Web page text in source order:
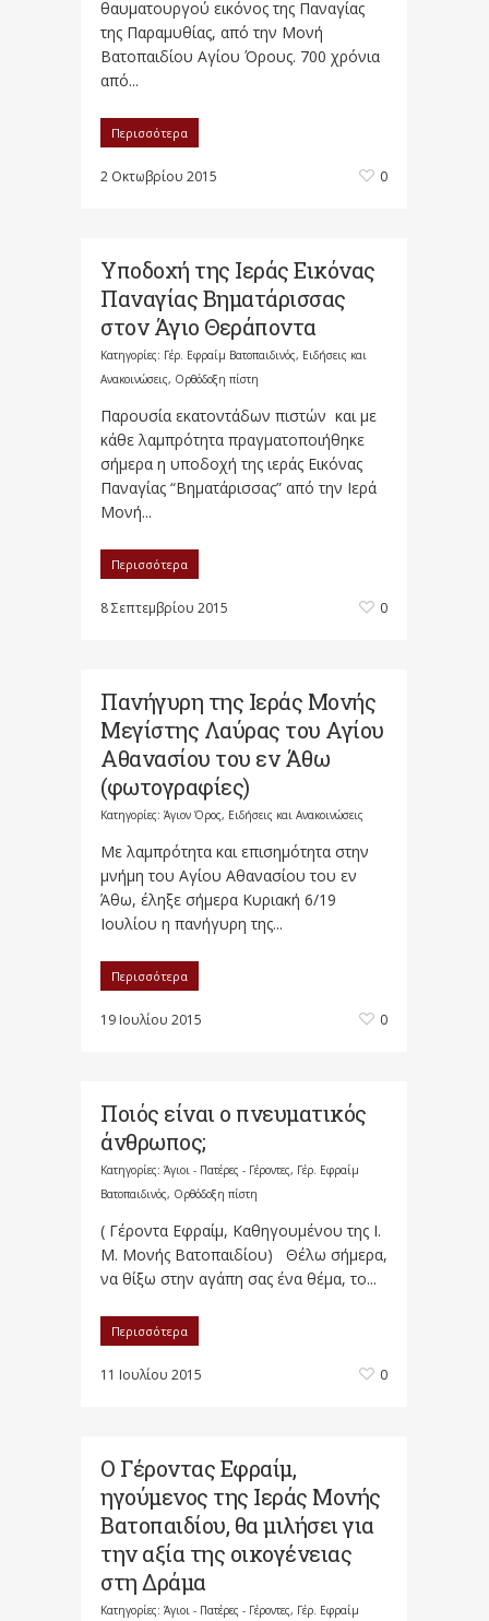
θαυματουργού εικόνος της Παναγίας
της Παραμυθίας, από την Μονή
Βατοπαιδίου Αγίου Όρους. 700 χρόνια
από...
Περισσότερα
2 Οκτωβρίου 2015 0
Υποδοχή της Ιεράς Εικόνας
Παναγίας Βηματάρισσας
στον Άγιο Θεράποντα
Κατηγορίες: Γέρ. Εφραίμ Βατοπαιδινός, Ειδήσεις και
Ανακοινώσεις, Ορθόδοξη πίστη
Παρουσία εκατοντάδων πιστών και με
κάθε λαμπρότητα πραγματοποιήθηκε
σήμερα η υποδοχή της ιεράς Εικόνας
Παναγίας “Βηματάρισσας” από την Ιερά
Μονή...
Περισσότερα
8 Σεπτεμβρίου 2015 0
Πανήγυρη της Ιεράς Μονής
Μεγίστης Λαύρας του Αγίου
Αθανασίου του εν Άθω
(φωτογραφίες)
Κατηγορίες: Άγιον Όρος, Ειδήσεις και Ανακοινώσεις
Με λαμπρότητα και επισημότητα στην
μνήμη του Αγίου Αθανασίου του εν
Άθω, έληξε σήμερα Κυριακή 6/19
Ιουλίου η πανήγυρη της...
Περισσότερα
19 Ιουλίου 2015 0
Ποιός είναι ο πνευματικός
άνθρωπος;
Κατηγορίες: Άγιοι - Πατέρες - Γέροντες, Γέρ. Εφραίμ
Βατοπαιδινός, Ορθόδοξη πίστη
( Γέροντα Εφραίμ, Καθηγουμένου της I.
Μ. Μονής Βατοπαιδίου) Θέλω σήμερα,
να θίξω στην αγάπη σας ένα θέμα, το...
Περισσότερα
11 Ιουλίου 2015 0
Ο Γέροντας Εφραίμ,
ηγούμενος της Ιεράς Μονής
Βατοπαιδίου, θα μιλήσει για
την αξία της οικογένειας
στη Δράμα
Κατηγορίες: Άγιοι - Πατέρες - Γέροντες, Γέρ. Εφραίμ